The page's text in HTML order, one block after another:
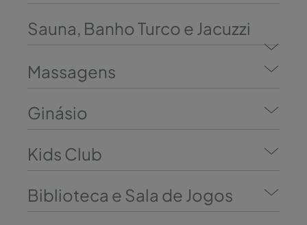
Sauna, Banho Turco e Jacuzzi
Massagens
Ginásio
Kids Club
Biblioteca e Sala de Jogos